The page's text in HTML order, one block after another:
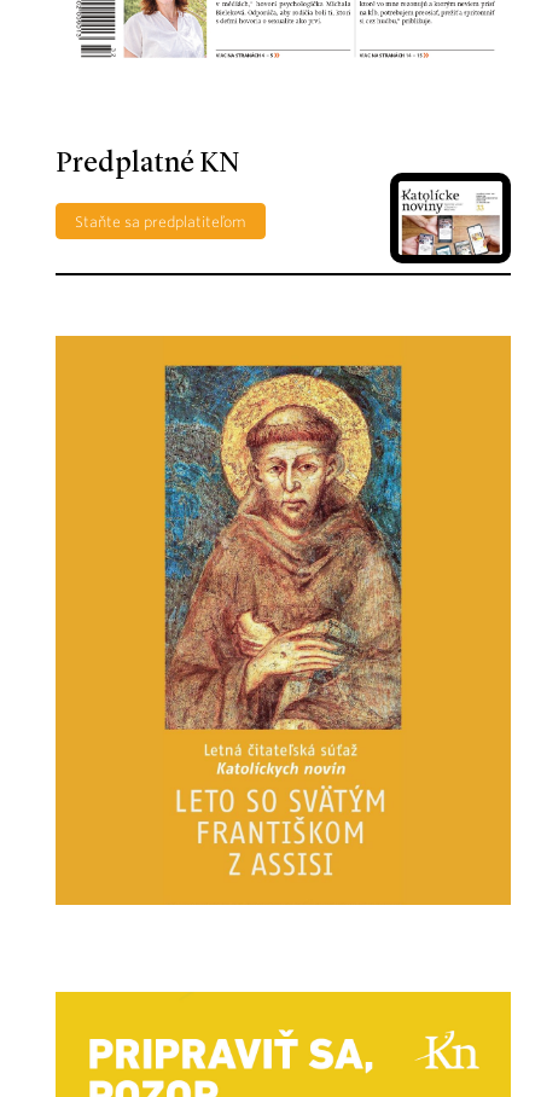
Predplatné KN
Staňte sa predplatiteľom